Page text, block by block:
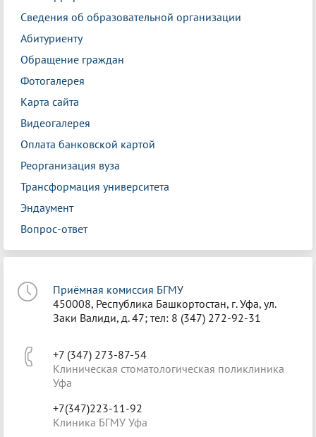
Сведения об образовательной организации
Абитуриенту
Обращение граждан
Фотогалерея
Карта сайта
Видеогалерея
Оплата банковской картой
Реорганизация вуза
Трансформация университета
Эндаумент
Вопрос-ответ
Приёмная комиссия БГМУ
450008, Республика Башкортостан, г. Уфа, ул.
Заки Валиди, д. 47; тел: 8 (347) 272-92-31
+7 (347) 273-87-54
Клиническая стоматологическая поликлиника
Уфа
+7(347)223-11-92
Клиника БГМУ Уфа